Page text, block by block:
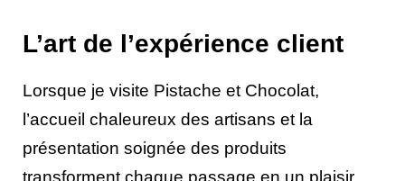
L’art de l’expérience client
Lorsque je visite Pistache et Chocolat,
l’accueil chaleureux des artisans et la
présentation soignée des produits
transforment chaque passage en un plaisir